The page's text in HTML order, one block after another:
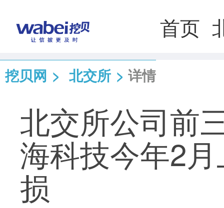
首页
挖贝网 > 北交所 > 详情
北交所公司前
海科技今年2
损